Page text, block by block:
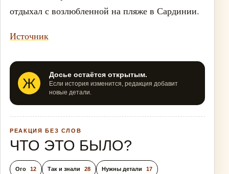
отдыхал с возлюбленной на пляже в Сардинии.
Источник
Ж
Досье остаётся открытым.
Если история изменится, редакция добавит
новые детали.
РЕАКЦИЯ БЕЗ СЛОВ
ЧТО ЭТО БЫЛО?
Ого 12 Так и знали 28 Нужны детали 17